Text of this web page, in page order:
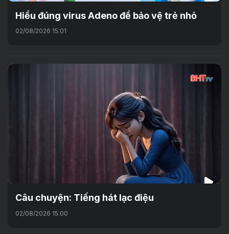
Hiểu đúng virus Adeno để bảo vệ trẻ nhỏ
02/08/2026 15:01
Câu chuyện: Tiếng hát lạc điệu
02/08/2026 15:00